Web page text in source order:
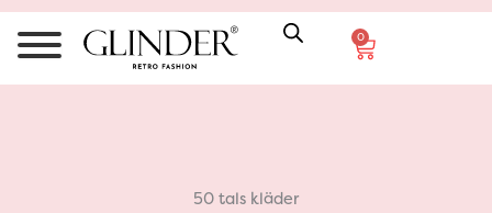
0
Varukorg
50 tals kläder